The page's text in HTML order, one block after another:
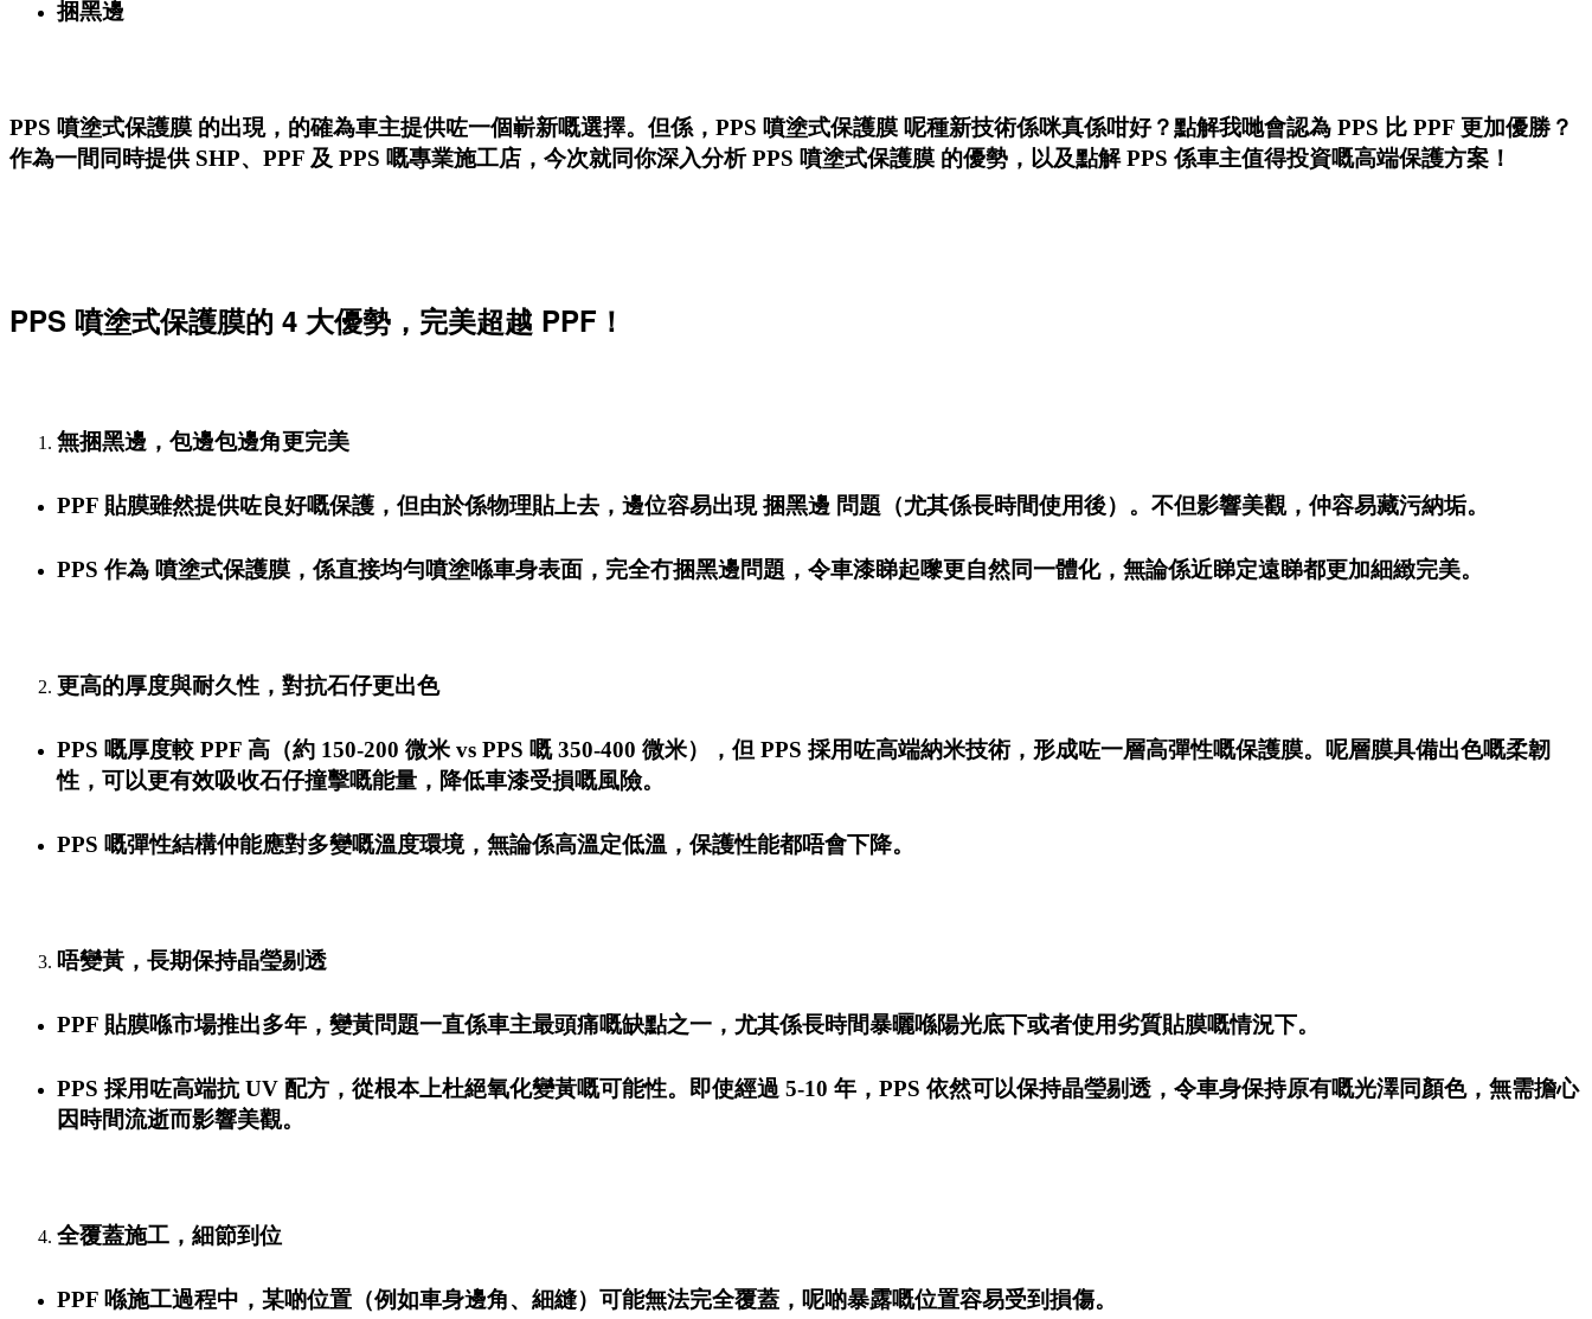
捆黑邊
PPS 噴塗式保護膜 的出現，的確為車主提供咗一個嶄新嘅選擇。但係，PPS 噴塗式保護膜 呢種新技術係咪真係咁好？點解我哋會認為 PPS 比 PPF 更加優勝？
作為一間同時提供 SHP、PPF 及 PPS 嘅專業施工店，今次就同你深入分析 PPS 噴塗式保護膜 的優勢，以及點解 PPS 係車主值得投資嘅高端保護方案！
PPS 噴塗式保護膜的 4 大優勢，完美超越 PPF！
無捆黑邊，包邊包邊角更完美
PPF 貼膜雖然提供咗良好嘅保護，但由於係物理貼上去，邊位容易出現 捆黑邊 問題（尤其係長時間使用後）。不但影響美觀，仲容易藏污納垢。
PPS 作為 噴塗式保護膜，係直接均勻噴塗喺車身表面，完全冇捆黑邊問題，令車漆睇起嚟更自然同一體化，無論係近睇定遠睇都更加細緻完美。
更高的厚度與耐久性，對抗石仔更出色
PPS 嘅厚度較 PPF 高（約 150-200 微米 vs PPS 嘅 350-400 微米），但 PPS 採用咗高端納米技術，形成咗一層高彈性嘅保護膜。呢層膜具備出色嘅柔韌
性，可以更有效吸收石仔撞擊嘅能量，降低車漆受損嘅風險。
PPS 嘅彈性結構仲能應對多變嘅溫度環境，無論係高溫定低溫，保護性能都唔會下降。
唔變黃，長期保持晶瑩剔透
PPF 貼膜喺市場推出多年，變黃問題一直係車主最頭痛嘅缺點之一，尤其係長時間暴曬喺陽光底下或者使用劣質貼膜嘅情況下。
PPS 採用咗高端抗 UV 配方，從根本上杜絕氧化變黃嘅可能性。即使經過 5-10 年，PPS 依然可以保持晶瑩剔透，令車身保持原有嘅光澤同顏色，無需擔心
因時間流逝而影響美觀。
全覆蓋施工，細節到位
PPF 喺施工過程中，某啲位置（例如車身邊角、細縫）可能無法完全覆蓋，呢啲暴露嘅位置容易受到損傷。